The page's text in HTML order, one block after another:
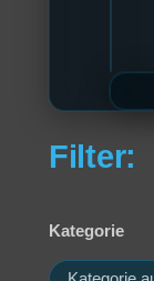
Filter:
Kategorie
Kategorien